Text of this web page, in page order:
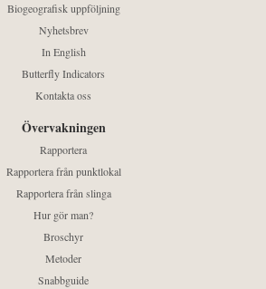
Biogeografisk uppföljning
Nyhetsbrev
In English
Butterfly Indicators
Kontakta oss
Övervakningen
Rapportera
Rapportera från punktlokal
Rapportera från slinga
Hur gör man?
Broschyr
Metoder
Snabbguide